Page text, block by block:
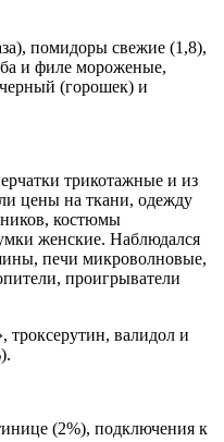
помидоры свежие (1,8),
и филе мороженые,
(горошек) и
трикотажные и из
цены на ткани, одежду
костюмы
женские. Наблюдался
печи микроволновые,
проигрыватели
троксерутин, валидол и
(2%), подключения к